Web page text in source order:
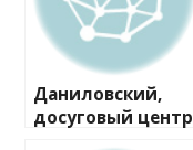
Даниловский,
досуговый центр